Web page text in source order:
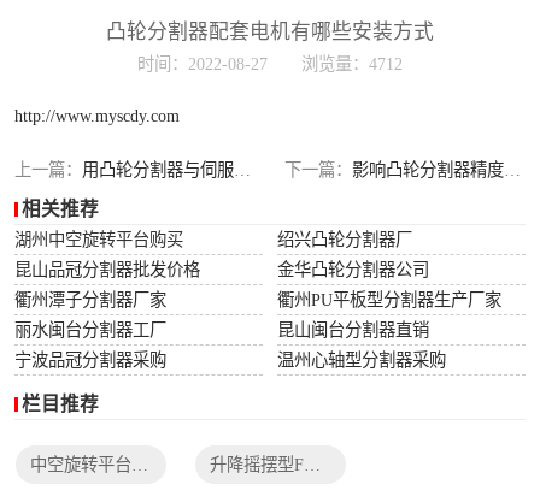
凸轮分割器配套电机有哪些安装方式
时间：2022-08-27 浏览量：4712
http://www.myscdy.com
上一篇： 用凸轮分割器与伺服电机的区别 下一篇： 影响凸轮分割器精度的因素有哪些
相关推荐
湖州中空旋转平台购买
绍兴凸轮分割器厂
昆山品冠分割器批发价格
金华凸轮分割器公司
衢州潭子分割器厂家
衢州PU平板型分割器生产厂家
丽水闽台分割器工厂
昆山闽台分割器直销
宁波品冠分割器采购
温州心轴型分割器采购
栏目推荐
升降摇摆型FH系列
平台桌面型DT系
法兰凸缘型DF系
列